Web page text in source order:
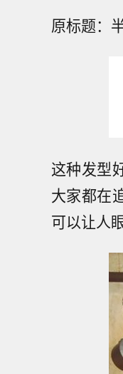
原标题：
这种发型
大家都在
可以让人